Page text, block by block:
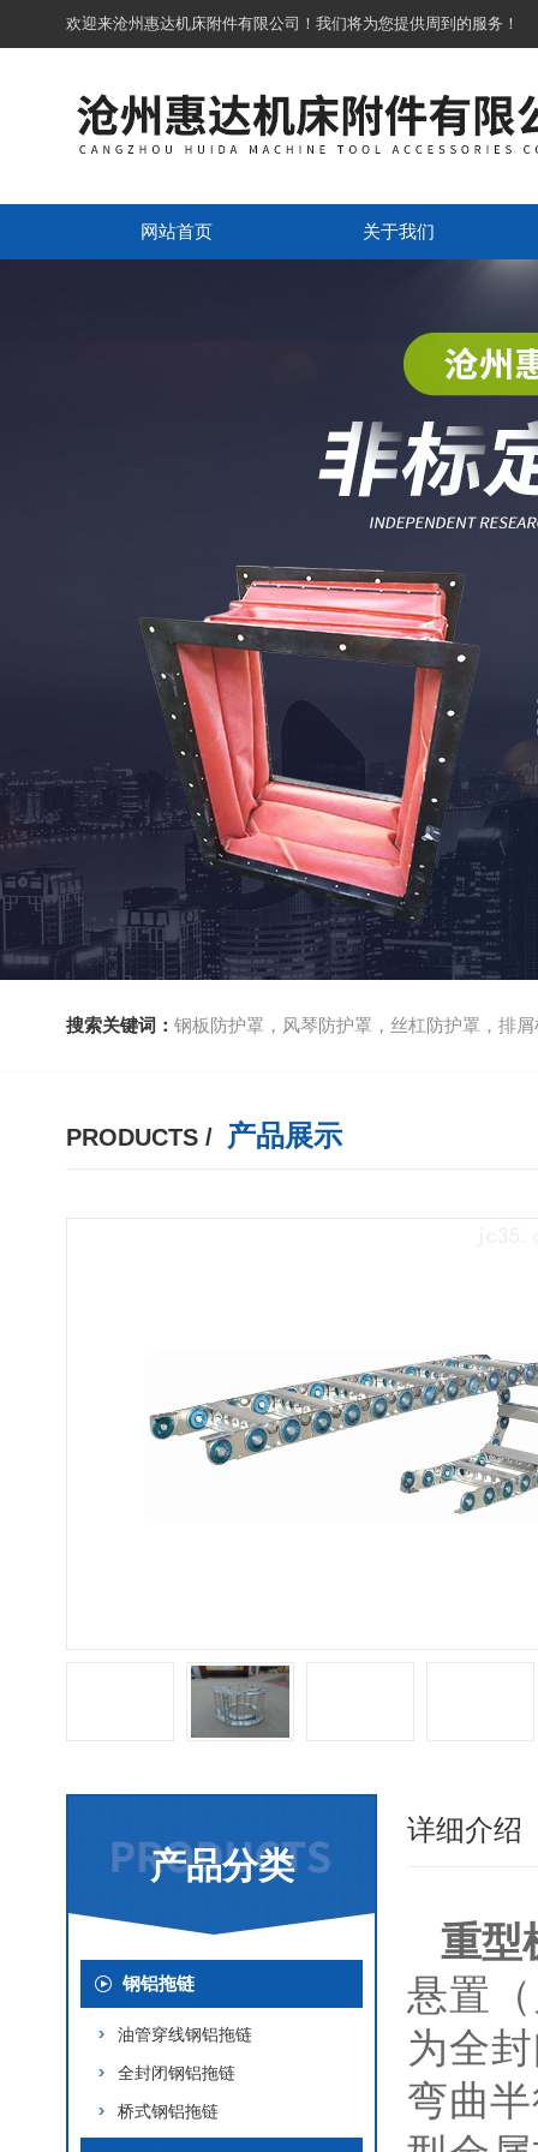
欢迎来沧州惠达机床附件有限公司！我们将为您提供周到的服务！
网站首页 关于我们
搜索关键词： 钢板防护罩，风琴防护罩，丝杠防护罩，排屑机
PRODUCTS / 产品展示
产品分类
钢铝拖链
油管穿线钢铝拖链
全封闭钢铝拖链
桥式钢铝拖链
详细介绍
重型
悬置
为全
弯曲